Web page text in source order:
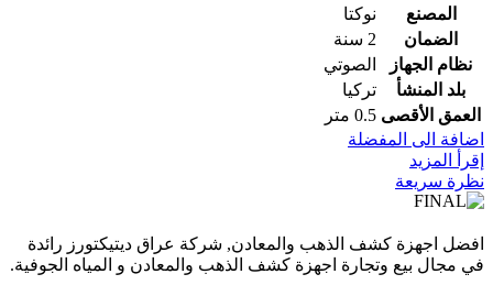
المصنع
نوكتا
الضمان
2 سنة
نظام الجهاز
الصوتي
بلد المنشأ
تركيا
العمق الأقصى 0.5 متر
اضافة الى المفضلة
إقرأ المزيد
نظرة سريعة
افضل اجهزة كشف الذهب والمعادن, شركة عراق ديتيكتورز رائدة
في مجال بيع وتجارة اجهزة كشف الذهب والمعادن و المياه الجوفية.